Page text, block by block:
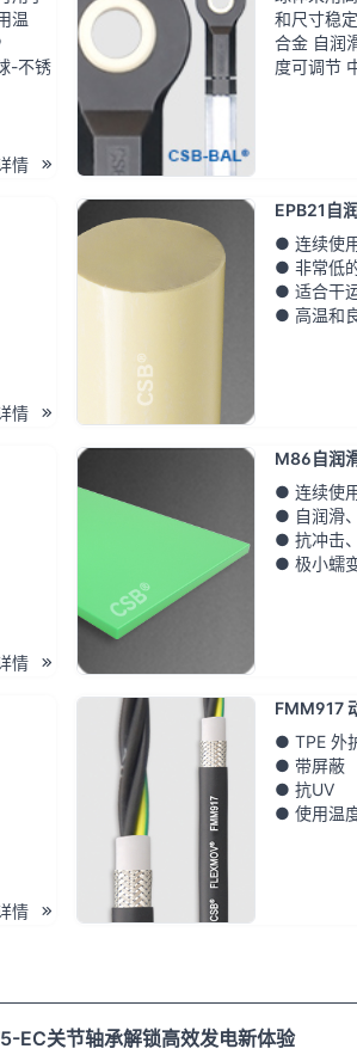
温
-不锈
情
和尺寸稳
合金 自润
度可调节
情
EPB21自
● 连续使
● 非常低
● 适合干
● 高温和
情
M86自润
● 连续使
● 自润滑
● 抗冲击
● 极小蠕
情
FMM917
● TPE 外
● 带屏蔽
● 抗UV
● 使用温
EC关节轴承解锁高效发电新体验